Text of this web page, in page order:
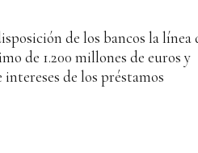
de los bancos la línea
de 1.200 millones de euros y
intereses de los préstamos